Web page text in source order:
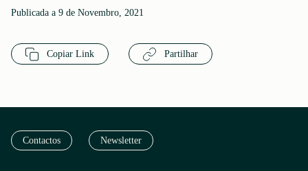
Publicada a 9 de Novembro, 2021
Copiar Link Partilhar
Contactos Newsletter